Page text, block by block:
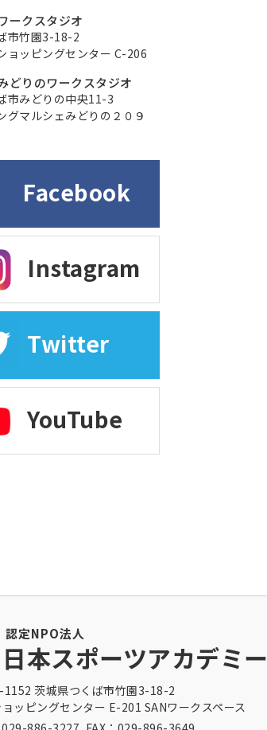
ークスタジオ
市竹園3-18-2
ョッピングセンター C-206
どりのワークスタジオ
市みどりの中央11-3
グマルシェみどりの２０９
Facebook
Instagram
Twitter
YouTube
認定NPO法人
日本スポーツアカデミー
1152 茨城県つくば市竹園3-18-2
ッピングセンター E-201 SANワークスペース